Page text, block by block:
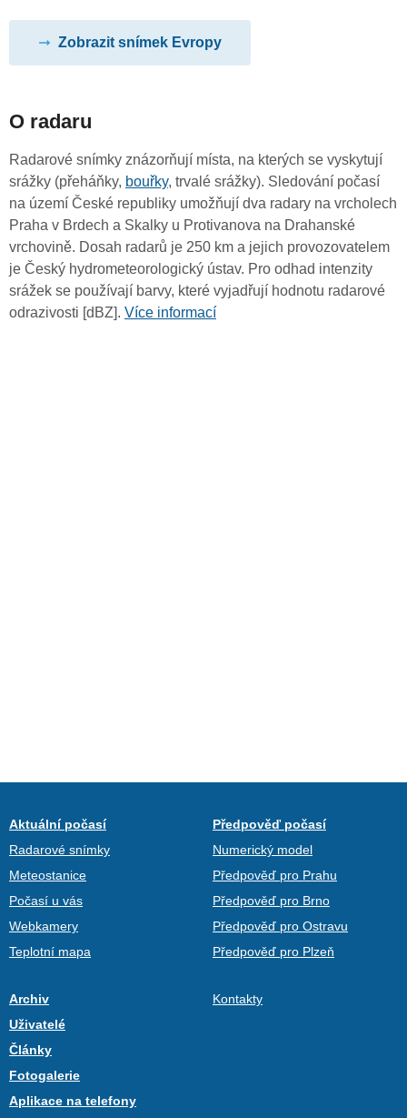
Zobrazit snímek Evropy
O radaru
Radarové snímky znázorňují místa, na kterých se vyskytují
srážky (přeháňky, bouřky, trvalé srážky). Sledování počasí
na území České republiky umožňují dva radary na vrcholech
Praha v Brdech a Skalky u Protivanova na Drahanské
vrchovině. Dosah radarů je 250 km a jejich provozovatelem
je Český hydrometeorologický ústav. Pro odhad intenzity
srážek se používají barvy, které vyjadřují hodnotu radarové
odrazivosti [dBZ]. Více informací
Aktuální počasí
Radarové snímky
Meteostanice
Počasí u vás
Webkamery
Teplotní mapa
Předpověď počasí
Numerický model
Předpověď pro Prahu
Předpověď pro Brno
Předpověď pro Ostravu
Předpověď pro Plzeň
Archiv
Uživatelé
Články
Fotogalerie
Aplikace na telefony
Kontakty